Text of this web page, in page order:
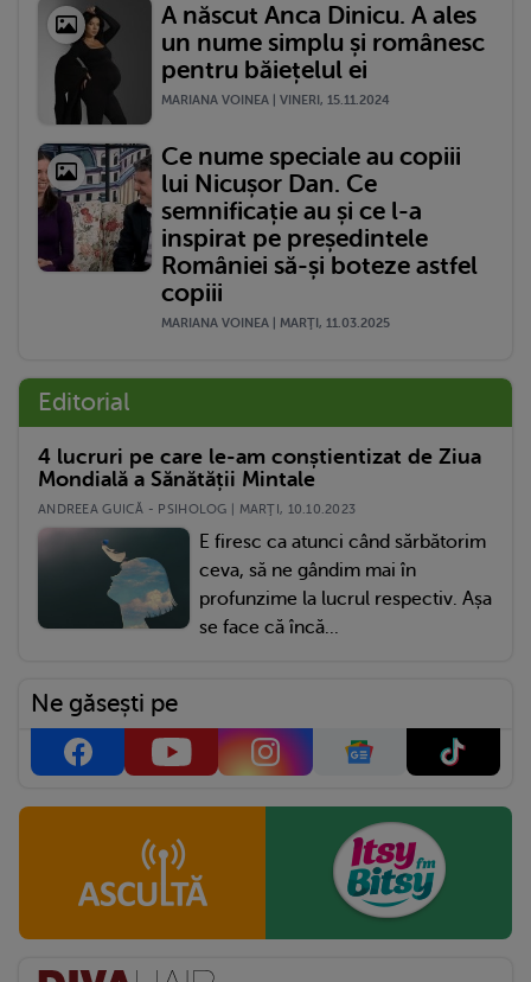
A născut Anca Dinicu. A ales
un nume simplu și românesc
pentru băiețelul ei
MARIANA VOINEA | VINERI, 15.11.2024
Ce nume speciale au copiii
lui Nicușor Dan. Ce
semnificație au și ce l-a
inspirat pe președintele
României să-și boteze astfel
copiii
MARIANA VOINEA | MARŢI, 11.03.2025
Editorial
4 lucruri pe care le-am conștientizat de Ziua
Mondială a Sănătății Mintale
ANDREEA GUICĂ - PSIHOLOG | MARŢI, 10.10.2023
E firesc ca atunci când sărbătorim
ceva, să ne gândim mai în
profunzime la lucrul respectiv. Așa
se face că încă...
Ne găsești pe